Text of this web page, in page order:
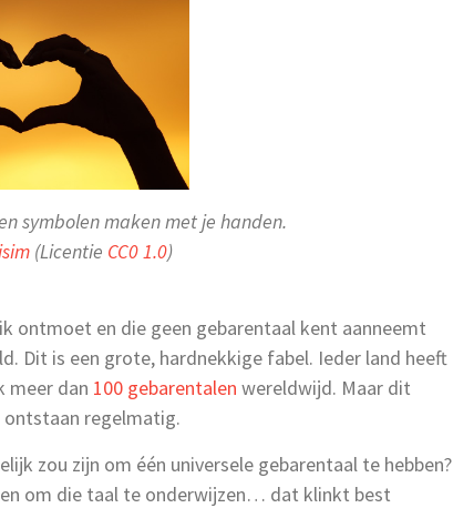
symbolen maken met je handen.
(Licentie CC0 1.0)
ontmoet en die geen gebarentaal kent aanneemt
Dit is een grote, hardnekkige fabel. Ieder land heeft
meer dan 100 gebarentalen wereldwijd. Maar dit
regelmatig.
zou zijn om één universele gebarentaal te hebben?
om die taal te onderwijzen… dat klinkt best